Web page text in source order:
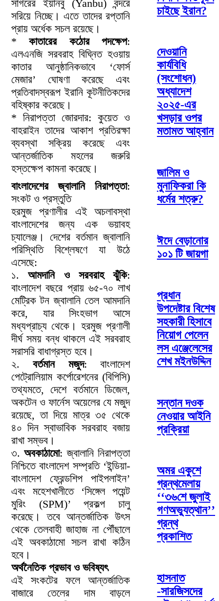
সাগরের ইয়ানবু (Yanbu) বন্দরে
সরিয়ে নিচ্ছে। এতে তাদের রপ্তানি
প্রায় অর্ধেক সচল রয়েছে।
*কাতারের কঠোর পদক্ষেপ:
এলএনজি সরবরাহ বিঘ্নিত হওয়ায়
কাতার আনুষ্ঠানিকভাবে ‘ফোর্স
মেজার’ ঘোষণা করেছে এবং
প্রতিবাদস্বরূপ ইরানি কূটনীতিকদের
বহিষ্কার করেছে।
* নিরাপত্তা জোরদার: কুয়েত ও
বাহরাইন তাদের আকাশ প্রতিরক্ষা
ব্যবস্থা সক্রিয় করেছে এবং
আন্তর্জাতিক মহলের জরুরি
হস্তক্ষেপ কামনা করেছে।
বাংলাদেশের জ্বালানি নিরাপত্তা:
সংকট ও প্রস্তুতি
হরমুজ প্রণালীর এই অচলাবস্থা
বাংলাদেশের জন্য এক ভয়াবহ
চ্যালেঞ্জ। দেশের বর্তমান জ্বালানি
পরিস্থিতি বিশ্লেষণে যা উঠে
এসেছে:
১.আমদানি ও সরবরাহ ঝুঁকি:
বাংলাদেশ বছরে প্রায় ৬৫-৭০ লাখ
মেট্রিক টন জ্বালানি তেল আমদানি
করে, যার সিংহভাগ আসে
মধ্যপ্রাচ্য থেকে। হরমুজ প্রণালী
দীর্ঘ সময় বন্ধ থাকলে এই সরবরাহ
সরাসরি বাধাগ্রস্ত হবে।
২.বর্তমান মজুদ: বাংলাদেশ
পেট্রোলিয়াম কর্পোরেশনের (বিপিসি)
তথ্যমতে, দেশে বর্তমানে ডিজেল,
অকটেন ও ফার্নেস অয়েলের যে মজুদ
রয়েছে, তা দিয়ে মাত্র ৩৫ থেকে
৪০ দিন স্বাভাবিক সরবরাহ বজায়
রাখা সম্ভব।
৩.অবকাঠামো: জ্বালানি নিরাপত্তা
নিশ্চিতে বাংলাদেশ সম্প্রতি ‘ইন্ডিয়া-
বাংলাদেশ ফ্রেন্ডশিপ পাইপলাইন’
এবং মহেশখালীতে ‘সিঙ্গেল পয়েন্ট
মুরিং (SPM)’ প্রকল্প চালু
করেছে। তবে আন্তর্জাতিক উৎস
থেকে তেলবাহী জাহাজ না পৌঁছালে
এই অবকাঠামো সচল রাখা কঠিন
হবে।
অর্থনৈতিক প্রভাব ও ভবিষ্যৎ
এই সংকটের ফলে আন্তর্জাতিক
বাজারে তেলের দাম বাড়লে
চাইছে ইরান?
দেওয়ানি
কার্যবিধি
(সংশোধন)
অধ্যাদেশ
২০২৫-এর
খসড়ার ওপর
মতামত আহ্বান
জালিম ও
মুনাফিকরা কি
ধর্মের শত্রু?
ঈদে বেড়ানোর
১০১ টি জায়গা
প্রধান
উপদেষ্টার বিশেষ
সহকারী হিসাবে
নিয়োগ পেলেন
লস এঞ্জেলেসের
শেখ মইনউদ্দিন
সন্তান দওক
নেওয়ার আইনি
প্রক্রিয়া
অমর একুশে
গ্রন্থমেলায়
‘‘৩৬শে জুলাই
গণঅভ্যুত্থান’’
গ্রন্থ
প্রকাশিত
হাসনাত
-সারজিসদের